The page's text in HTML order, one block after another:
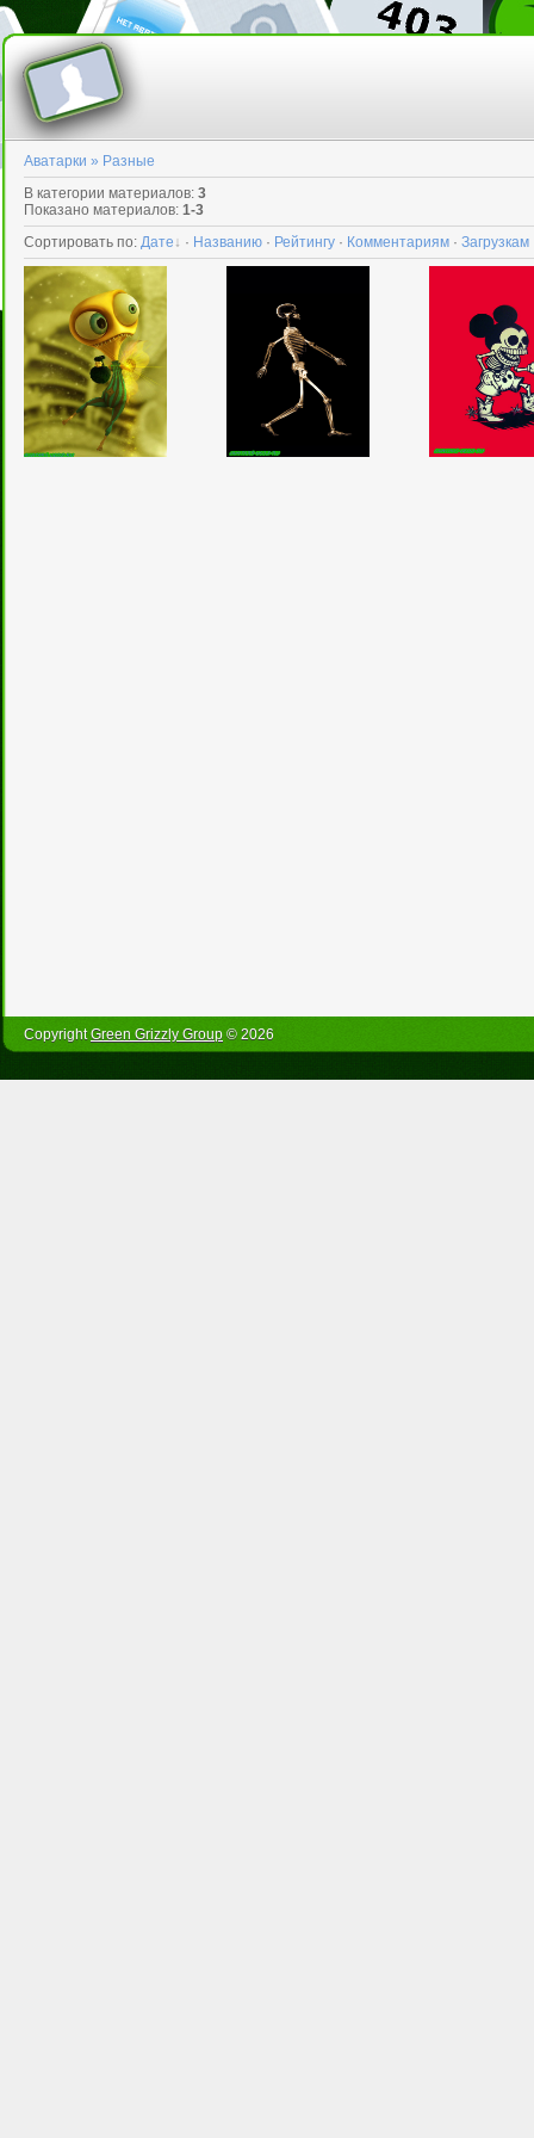
Аватарки » Разные
В категории материалов: 3
Показано материалов: 1-3
Сортировать по: Дате · Названию · Рейтингу · Комментариям · Загрузкам
CopyrightGreen Grizzly Group © 2026